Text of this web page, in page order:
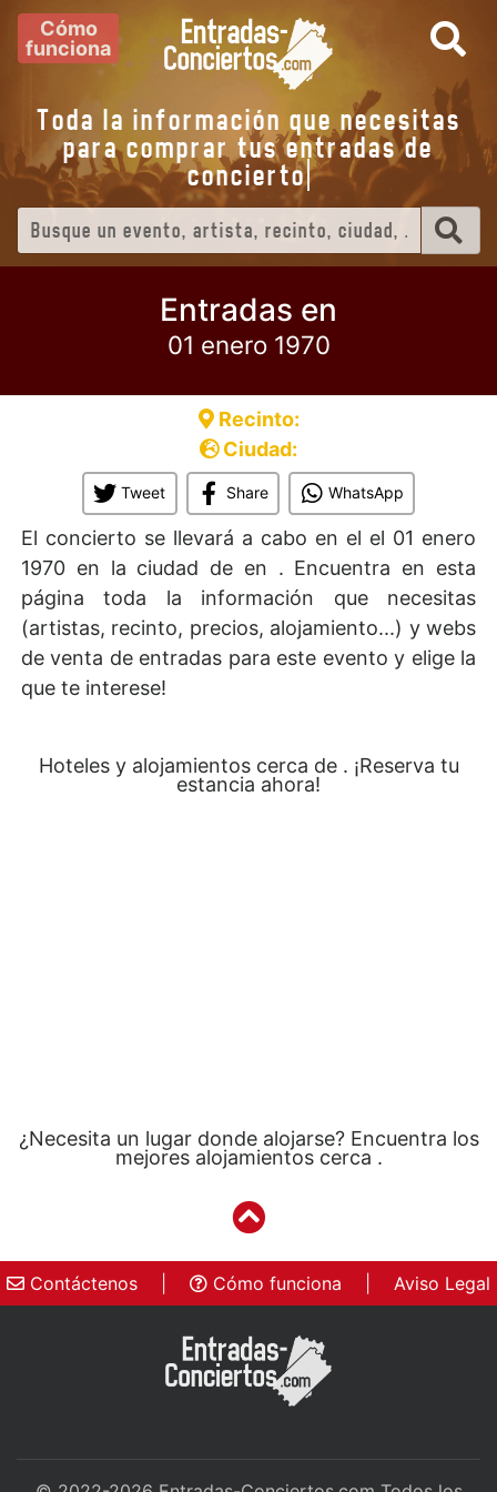
Cómo
funciona
Toda la información que necesitas
para comprar tus entradas de
conciert
Entradas en
01 enero 1970
Recinto:
Ciudad:
Tweet Share WhatsApp
El concierto se llevará a cabo en el el 01 enero
1970 en la ciudad de en . Encuentra en esta
página toda la información que necesitas
(artistas, recinto, precios, alojamiento...) y webs
de venta de entradas para este evento y elige la
que te interese!
Hoteles y alojamientos cerca de . ¡Reserva tu
estancia ahora!
¿Necesita un lugar donde alojarse? Encuentra los
mejores alojamientos cerca .
Contáctenos Cómo funciona Aviso Legal